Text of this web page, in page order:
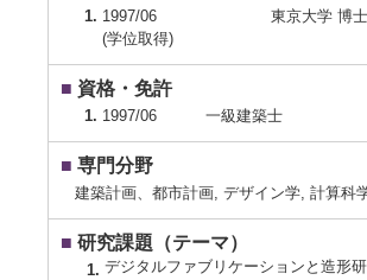
1. 1997/06
(学位取得)
東京大学 博
■ 資格・免許
1. 1997/06 一級建築士
■ 専門分野
建築計画、都市計画, デザイン学, 計算科
■ 研究課題（テーマ）
1. デジタルファブリケーションと造形